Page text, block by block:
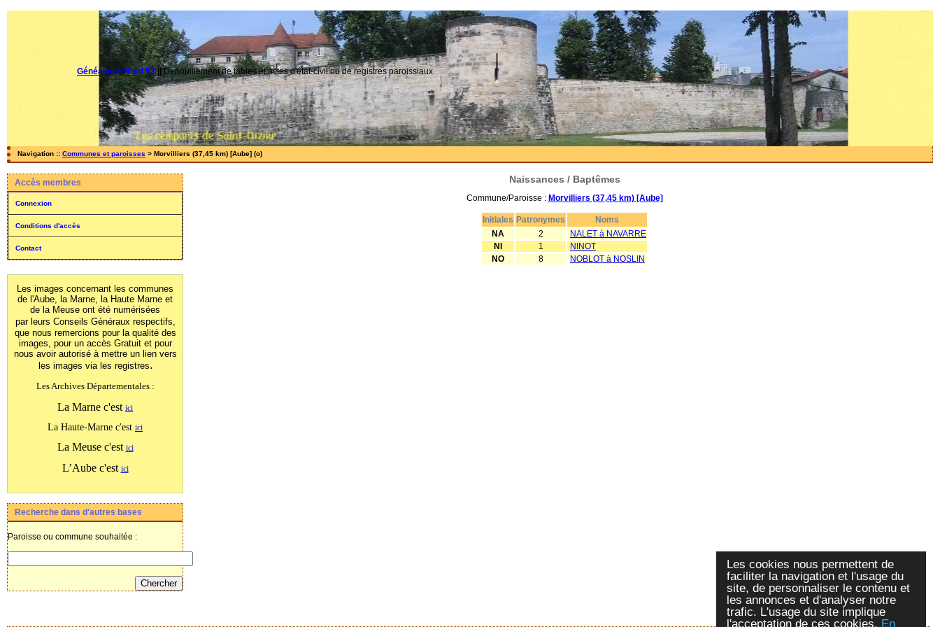
Les cookies nous permettent de
faciliter la navigation et l'usage du
site, de personnaliser le contenu et
les annonces et d'analyser notre
trafic. L'usage du site implique
l'acceptation de ces cookies. En
Généalogie Nord 52|| Dépouillement de tables et actes d'état-civil ou de registres paroissiaux
Navigation :: Communes et paroisses > Morvilliers (37,45 km) [Aube] (o)
Accès membres
Connexion
Conditions d'accès
Contact
Les images concernant les communes
de l'Aube, la Marne, la Haute Marne et
de la Meuse ont été numérisées
par leurs Conseils Généraux respectifs,
que nous remercions pour la qualité des
images, pour un accès Gratuit et pour
nous avoir autorisé à mettre un lien vers
les images via les registres.
Les Archives Départementales :
La Marne c'est ici
La Haute-Marne c'est ici
La Meuse c'est ici
L’Aube c'est ici
Recherche dans d'autres bases
Paroisse ou commune souhaitée :
Naissances / Baptêmes
Commune/Paroisse : Morvilliers (37,45 km) [Aube]
Initiales Patronymes
Noms
NA
2
NALET à NAVARRE
NI
1
NINOT
NO
8 NOBLOT à NOSLIN